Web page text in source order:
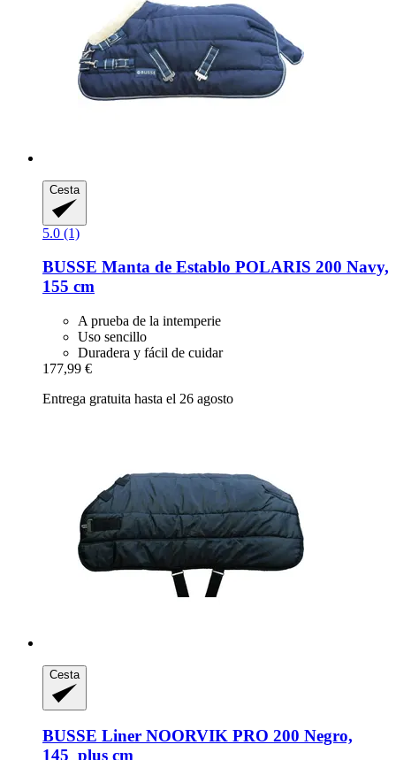
Cesta
5.0 (1)
BUSSE Manta de Establo POLARIS 200 Navy,
155 cm
A prueba de la intemperie
Uso sencillo
Duradera y fácil de cuidar
177,99 €
Entrega gratuita hasta el 26 agosto
Cesta
BUSSE Liner NOORVIK PRO 200 Negro,
145_plus cm